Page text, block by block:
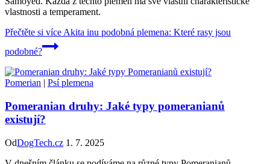
vlastnosti a temperament.
Přečtěte si více Akita inu podobná plemena: Které rasy jsou
podobné?
Pomerian | Psí plemena
Pomeranian druhy: Jaké typy pomeranianů
existují?
OdDogTech.cz 1. 7. 2025